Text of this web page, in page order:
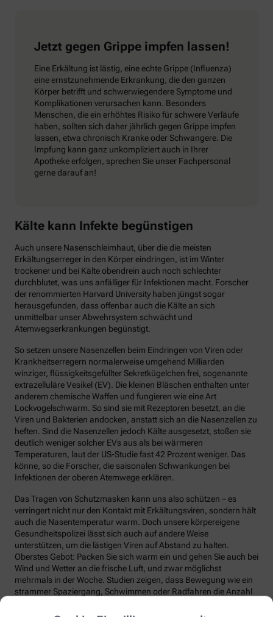
Jetzt gegen Grippe impfen lassen!
Eine Erkältung ist lästig, eine echte Grippe (Influenza)
eine ernstzunehmende Erkrankung, die den ganzen
Körper betrifft und schwerwiegendere Symptome und
Komplikationen verursachen kann. Besonders
Menschen, die ein erhöhtes Risiko für schwere Verläufe
haben, sollten sich daher jährlich gegen Grippe impfen
lassen, etwa chronisch Kranke oder Schwangere. Die
Impfung kann ganz unkompliziert auch in Ihrer
Apotheke erfolgen, sprechen Sie unser Fachpersonal
gerne darauf an!
Kälte kann Infekte begünstigen
Auch unsere Nasenschleimhaut, über die die meisten
Erkältungserreger in den Körper eindringen, ist im Winter
trockener und bei Kälte obendrein auch noch schlechter
durchblutet, was uns anfälliger für Infektionen macht. Forscher
der renommierten Harvard University haben jüngst sogar
herausgefunden, dass offenbar auch die Kälte an sich
unmittelbar unser Abwehrsystem schwächt und
Atemwegserkrankungen begünstigt.
So setzen unsere Nasenzellen beim Eindringen von Viren oder
Krankheitserregern normalerweise umgehend Milliarden
winziger, flüssigkeitsgefüllter Sekretkügelchen frei, sogenannte
extrazelluläre Vesikel (EV). Die kleinen Bläschen enthalten unter
anderem chemische Waffen und fungieren wie eine Art
Lockvogelschwarm. So sind sie mit Rezeptoren besetzt, an die
Viren und Bakterien andocken, anstatt sich an die Nasenzellen zu
heften. Sind die Nasenzellen jedoch Kälte ausgesetzt, stoßen sie
deutlich weniger solcher EVs aus als bei wärmeren
Temperaturen, laut der US-Studie fast 42 Prozent weniger. Das
könne, so die Forscher, die saisonalen Schwankungen bei
Infektionen der oberen Atemwege erklären.
Das Tragen von Schutzmasken kann uns also schützen – es
verringert nicht nur den Kontakt mit Erkältungsviren, sondern hält
auch die Nasentemperatur warm. Doch unsere körpereigene
Gesundheitspolizei lässt sich auch auf andere Weise
unterstützen, um die lästigen Viren auf Abstand zu halten.
Oberstes Gebot: Packen Sie sich warm ein und gehen Sie auch bei
Wind und Wetter an die frische Luft, und zwar möglichst
mehrmals in der Woche. Studien zeigen, dass Bewegung wie ein
strammer Spaziergang, Schwimmen oder Radfahren die Anzahl
Regelmäßige Bewegung sorgt auch dafür, dass Fremdstoffe über